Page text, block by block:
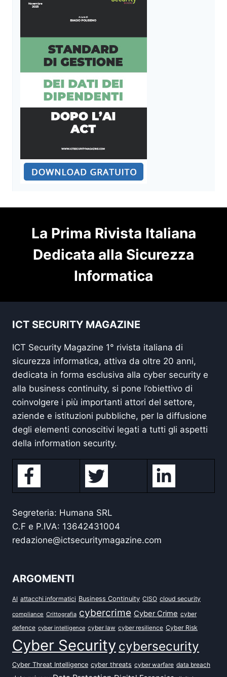
La Prima Rivista Italiana
Dedicata alla Sicurezza
Informatica
ICT SECURITY MAGAZINE
ICT Security Magazine 1° rivista italiana di
sicurezza informatica, attiva da oltre 20 anni,
dedicata in forma esclusiva alla cyber security e
alla business continuity, si pone l’obiettivo di
coinvolgere i più importanti attori del settore,
aziende e istituzioni pubbliche, per la diffusione
degli elementi conoscitivi legati a tutti gli aspetti
della information security.
Segreteria: Humana SRL
C.F e P.IVA: 13642431004
redazione@ictsecuritymagazine.com
ARGOMENTI
AI attacchi informatici Business Continuity CISO cloud security
compliance Crittografia cybercrime Cyber Crime cyber
defence cyber intelligence cyber law cyber resilience Cyber Risk
Cyber Security cybersecurity
Cyber Threat Intelligence cyber threats cyber warfare data breach